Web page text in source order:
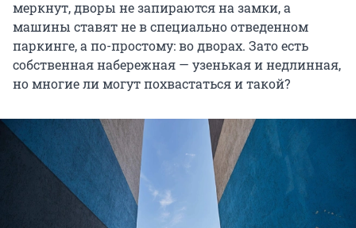
меркнут, дворы не запираются на замки, а
машины ставят не в специально отведенном
паркинге, а по-простому: во дворах. Зато есть
собственная набережная — узенькая и недлинная,
но многие ли могут похвастаться и такой?